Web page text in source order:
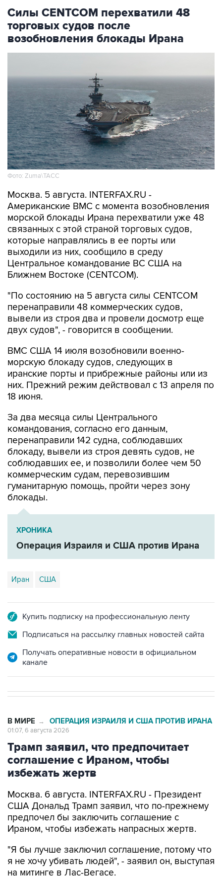
Силы CENTCOM перехватили 48
торговых судов после
возобновления блокады Ирана
Фото: Zuma\ТАСС
Москва. 5 августа. INTERFAX.RU -
Американские ВМС с момента возобновления
морской блокады Ирана перехватили уже 48
связанных с этой страной торговых судов,
которые направлялись в ее порты или
выходили из них, сообщило в среду
Центральное командование ВС США на
Ближнем Востоке (CENTCOM).
"По состоянию на 5 августа силы CENTCOM
перенаправили 48 коммерческих судов,
вывели из строя два и провели досмотр еще
двух судов", - говорится в сообщении.
ВМС США 14 июля возобновили военно-
морскую блокаду судов, следующих в
иранские порты и прибрежные районы или из
них. Прежний режим действовал с 13 апреля по
18 июня.
За два месяца силы Центрального
командования, согласно его данным,
перенаправили 142 судна, соблюдавших
блокаду, вывели из строя девять судов, не
соблюдавших ее, и позволили более чем 50
коммерческим судам, перевозившим
гуманитарную помощь, пройти через зону
блокады.
ХРОНИКА
Операция Израиля и США против Ирана
Иран США
Купить подписку на профессиональную ленту
Подписаться на рассылку главных новостей сайта
Получать оперативные новости в официальном
канале
В МИРЕ → ОПЕРАЦИЯ ИЗРАИЛЯ И США ПРОТИВ ИРАНА
01:07, 6 августа 2026
Трамп заявил, что предпочитает
соглашение с Ираном, чтобы
избежать жертв
Москва. 6 августа. INTERFAX.RU - Президент
США Дональд Трамп заявил, что по-прежнему
предпочел бы заключить соглашение с
Ираном, чтобы избежать напрасных жертв.
"Я бы лучше заключил соглашение, потому что
я не хочу убивать людей", - заявил он, выступая
на митинге в Лас-Вегасе.